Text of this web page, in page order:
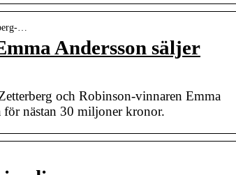
…
Andersson säljer
och Robinson-vinnaren Emma
nästan 30 miljoner kronor.